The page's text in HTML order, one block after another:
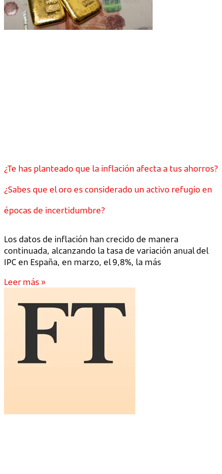
¿Te has planteado que la inflación afecta a tus ahorros?
¿Sabes que el oro es considerado un activo refugio en
épocas de incertidumbre?
Los datos de inflación han crecido de manera
continuada, alcanzando la tasa de variación anual del
IPC en España, en marzo, el 9,8%, la más
Leer más »